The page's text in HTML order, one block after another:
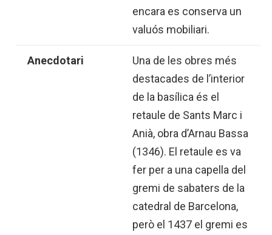
encara es conserva un
valuós mobiliari.
Anecdotari
Una de les obres més
destacades de l’interior
de la basílica és el
retaule de Sants Marc i
Anià, obra d’Arnau Bassa
(1346). El retaule es va
fer per a una capella del
gremi de sabaters de la
catedral de Barcelona,
però el 1437 el gremi es